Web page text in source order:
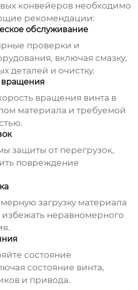
конвейеров необходимо
рекомендации:
обслуживание
проверки и
включая смазку,
деталей и очистку.
вращения
вращения винта в
материала и требуемой
защиты от перегрузок,
повреждение
загрузку материала
неравномерного
состояние
состояние винта,
и привода.